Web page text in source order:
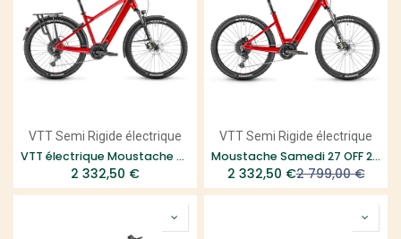
VTT Semi Rigide électrique
VTT électrique Moustache Samedi 27 OFF 2 Classic Nyon
2 332,50 €
VTT Semi Rigide électrique
Moustache Samedi 27 OFF 2 Open
2 332,50 €2 799,00€